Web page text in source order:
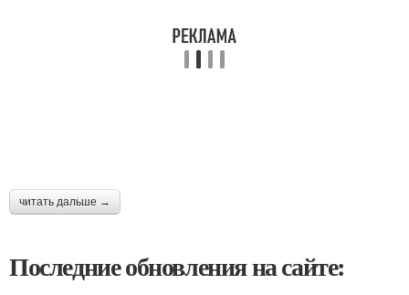
читать дальше →
Последние обновления на сайте: